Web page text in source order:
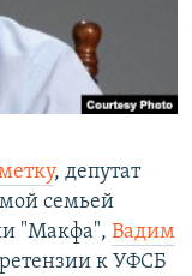
, депутат
семьей
"Макфа", Вадим
к УФСБ